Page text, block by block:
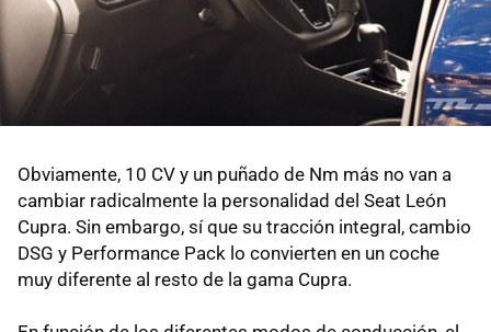
Obviamente, 10 CV y un puñado de Nm más no van a
cambiar radicalmente la personalidad del Seat León
Cupra. Sin embargo, sí que su tracción integral, cambio
DSG y Performance Pack lo convierten en un coche
muy diferente al resto de la gama Cupra.